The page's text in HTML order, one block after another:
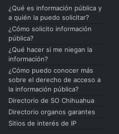
¿Qué es información pública y
a quién la puedo solicitar?
¿Cómo solicito información
pública?
¿Qué hacer si me niegan la
información?
¿Cómo puedo conocer más
sobre el derecho de acceso a
la información pública?
Directorio de SO Chihuahua
Directorio organos garantes
Sitios de interés de IP